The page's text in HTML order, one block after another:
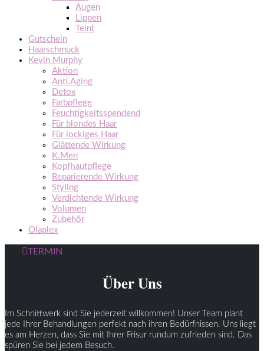
Augen
Lippen
Teint
Gutschein
Haarschmuck
Kevin Murphy
Aktion
Anti.Aging
Detox
Farbpflege
Feuchtigkeitsspendend
Für blondes Haar
Für lockiges Haar
Glättende Wirkung
K.Men
Kopfhautpflege
Reparierende Wirkung
Styling
Verdichtende Wirkung
Volumen
Zubehör
Olaplex
TERMIN
Über Uns
Im Schnittwerk sind Sie jederzeit willkommen! Unser Team plant
jede Ihrer Behandlungen perfekt nach ihren Bedürfnissen. Uns liegt
es am Herzen, dass Sie mit Ihrer Frisur rundum zufrieden sind. Das
spüren Sie bei jedem Besuch.